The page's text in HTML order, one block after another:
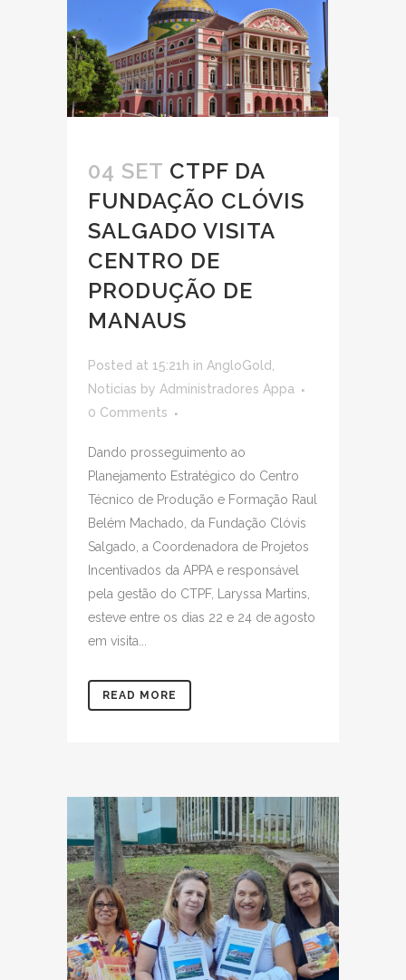
04 SET CTPF DA
FUNDAÇÃO CLÓVIS
SALGADO VISITA
CENTRO DE
PRODUÇÃO DE
MANAUS
Posted at 15:21h in AngloGold
Noticias by Administradores Appa
0 Comments
Dando prosseguimento ao
Planejamento Estratégico do Centro
Técnico de Produção e Formação Raul
Belém Machado, da Fundação Clóvis
Salgado, a Coordenadora de Projetos
Incentivados da APPA e responsável
pela gestão do CTPF, Laryssa Martins,
esteve entre os dias 22 e 24 de agosto
em visita...
READ MORE